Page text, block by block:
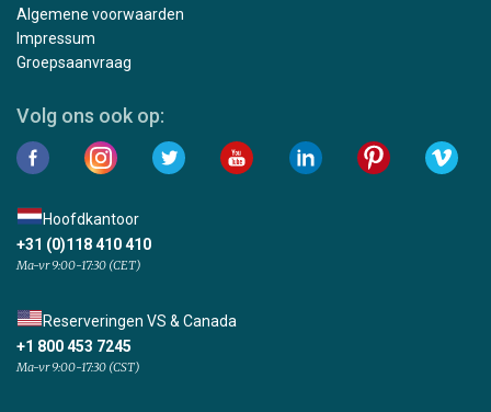
Algemene voorwaarden
Impressum
Groepsaanvraag
Volg ons ook op:
Hoofdkantoor
+31 (0)118 410 410
Ma-vr 9:00-17:30 (CET)
Reserveringen VS & Canada
+1 800 453 7245
Ma-vr 9:00-17:30 (CST)